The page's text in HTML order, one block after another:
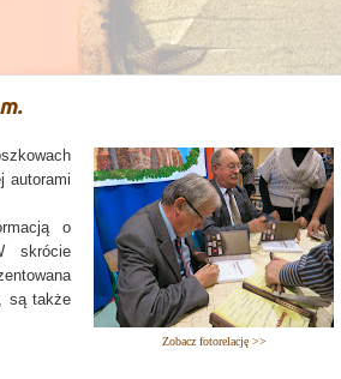
Zobacz fotorelację >>
autorami
o
skrócie
są także